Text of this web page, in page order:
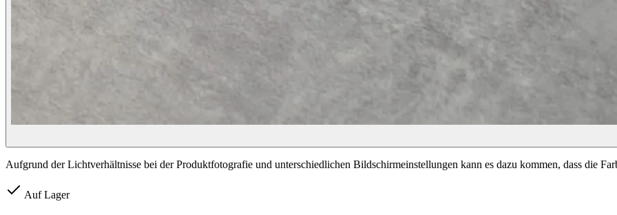
Aufgrund der Lichtverhältnisse bei der Produktfotografie und unterschiedlichen Bildschirmeinstellungen kann es dazu kommen, dass die
Auf Lager